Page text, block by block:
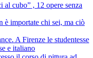
al cubo” , 12 opere senza
è importate chi sei, ma ciò
A Firenze le studentesse
e italiano